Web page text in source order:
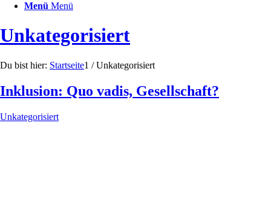
Menü Menü
Unkategorisiert
Du bist hier: Startseite1 / Unkategorisiert
Inklusion: Quo vadis, Gesellschaft?
Unkategorisiert